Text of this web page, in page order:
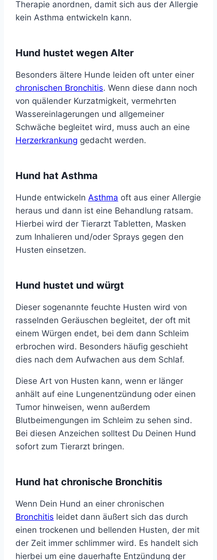
Therapie anordnen, damit sich aus der Allergie
kein Asthma entwickeln kann.
Hund hustet wegen Alter
Besonders ältere Hunde leiden oft unter einer
chronischen Bronchitis. Wenn diese dann noch
von quälender Kurzatmigkeit, vermehrten
Wassereinlagerungen und allgemeiner
Schwäche begleitet wird, muss auch an eine
Herzerkrankung gedacht werden.
Hund hat Asthma
Hunde entwickeln Asthma oft aus einer Allergie
heraus und dann ist eine Behandlung ratsam.
Hierbei wird der Tierarzt Tabletten, Masken
zum Inhalieren und/oder Sprays gegen den
Husten einsetzen.
Hund hustet und würgt
Dieser sogenannte feuchte Husten wird von
rasselnden Geräuschen begleitet, der oft mit
einem Würgen endet, bei dem dann Schleim
erbrochen wird. Besonders häufig geschieht
dies nach dem Aufwachen aus dem Schlaf.
Diese Art von Husten kann, wenn er länger
anhält auf eine Lungenentzündung oder einen
Tumor hinweisen, wenn außerdem
Blutbeimengungen im Schleim zu sehen sind.
Bei diesen Anzeichen solltest Du Deinen Hund
sofort zum Tierarzt bringen.
Hund hat chronische Bronchitis
Wenn Dein Hund an einer chronischen
Bronchitis leidet dann äußert sich das durch
einen trockenen und bellenden Husten, der mit
der Zeit immer schlimmer wird. Es handelt sich
hierbei um eine dauerhafte Entzündung der